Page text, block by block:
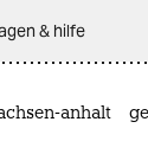
& hilfe
anhalt